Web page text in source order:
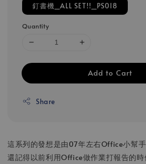
釘書機_ALL SET!!_PS018
Quantity
Add to Cart
Share
這系列的發想是由07年左右Office小幫手
還記得以前利用Office做作業打報告的時